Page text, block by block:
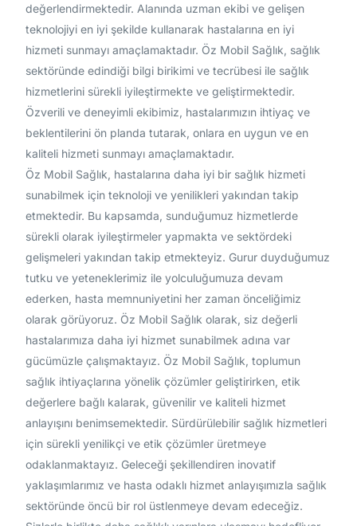
değerlendirmektedir. Alanında uzman ekibi ve gelişen
teknolojiyi en iyi şekilde kullanarak hastalarına en iyi
hizmeti sunmayı amaçlamaktadır. Öz Mobil Sağlık, sağlık
sektöründe edindiği bilgi birikimi ve tecrübesi ile sağlık
hizmetlerini sürekli iyileştirmekte ve geliştirmektedir.
Özverili ve deneyimli ekibimiz, hastalarımızın ihtiyaç ve
beklentilerini ön planda tutarak, onlara en uygun ve en
kaliteli hizmeti sunmayı amaçlamaktadır.
Öz Mobil Sağlık, hastalarına daha iyi bir sağlık hizmeti
sunabilmek için teknoloji ve yenilikleri yakından takip
etmektedir. Bu kapsamda, sunduğumuz hizmetlerde
sürekli olarak iyileştirmeler yapmakta ve sektördeki
gelişmeleri yakından takip etmekteyiz. Gurur duyduğumuz
tutku ve yeteneklerimiz ile yolculuğumuza devam
ederken, hasta memnuniyetini her zaman önceliğimiz
olarak görüyoruz. Öz Mobil Sağlık olarak, siz değerli
hastalarımıza daha iyi hizmet sunabilmek adına var
gücümüzle çalışmaktayız. Öz Mobil Sağlık, toplumun
sağlık ihtiyaçlarına yönelik çözümler geliştirirken, etik
değerlere bağlı kalarak, güvenilir ve kaliteli hizmet
anlayışını benimsemektedir. Sürdürülebilir sağlık hizmetleri
için sürekli yenilikçi ve etik çözümler üretmeye
odaklanmaktayız. Geleceği şekillendiren inovatif
yaklaşımlarımız ve hasta odaklı hizmet anlayışımızla sağlık
sektöründe öncü bir rol üstlenmeye devam edeceğiz.